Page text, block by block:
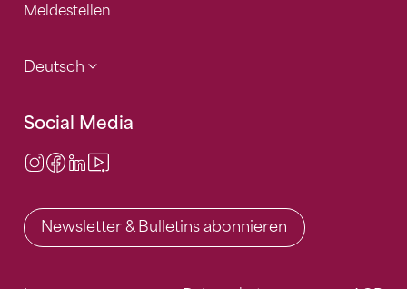
Meldestellen
Deutsch
Social Media
Instagram
Facebook
LinkedIn
Newsletter & Bulletins abonnieren